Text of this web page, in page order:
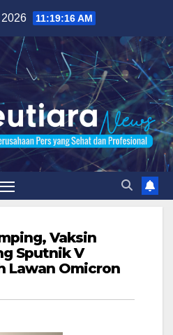
2026 11:19:17 AM
Vaksin
Sputnik V
Lawan Omicron